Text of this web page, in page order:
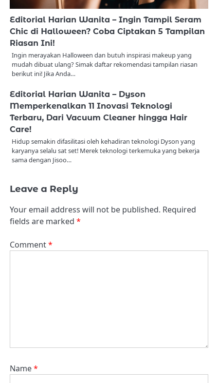
Editorial Harian Wanita – Ingin Tampil Seram
Chic di Halloween? Coba Ciptakan 5 Tampilan
Riasan Ini!
Ingin merayakan Halloween dan butuh inspirasi makeup yang
mudah dibuat ulang? Simak daftar rekomendasi tampilan riasan
berikut ini! Jika Anda…
Editorial Harian Wanita – Dyson
Memperkenalkan 11 Inovasi Teknologi
Terbaru, Dari Vacuum Cleaner hingga Hair
Care!
Hidup semakin difasilitasi oleh kehadiran teknologi Dyson yang
karyanya selalu sat set! Merek teknologi terkemuka yang bekerja
sama dengan Jisoo…
Leave a Reply
Your email address will not be published. Required
fields are marked *
Comment*
Name*